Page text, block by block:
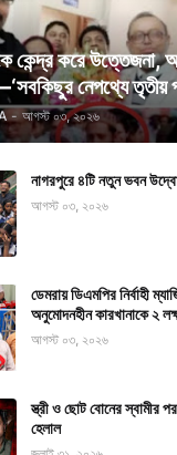
কেন্দ্র করে উত্তেজনা,
নেপথ্যে তৃতীয়
- আগস্ট ০৩, ২০২৬
নাগরপুরে ৪টি নতুন ভবন
আগস্ট ০৩, ২০২৬
ডেমরায় ডিএমপির নির্বাহী
অনুমোদনহীন কারখানাকে ২
আগস্ট ০৩, ২০২৬
স্ত্রী ও ছোট বোনের স্বামীর
হেলাল